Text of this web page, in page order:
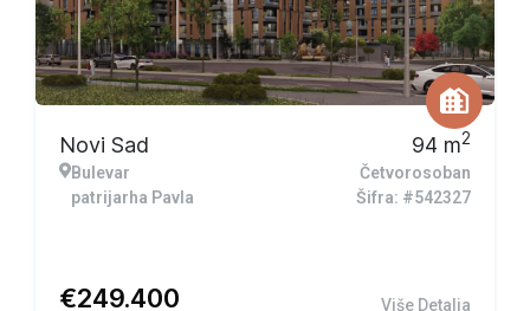
Novi Sad
Bulevar
patrijarha Pavla
94 m2
Četvorosoban
Šifra: #542327
€249.400 Više Detalja